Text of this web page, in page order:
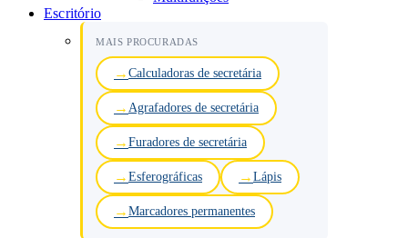
Escritório
MAIS PROCURADAS
Calculadoras de secretária
Agrafadores de secretária
Furadores de secretária
Esferográficas Lápis
Marcadores permanentes